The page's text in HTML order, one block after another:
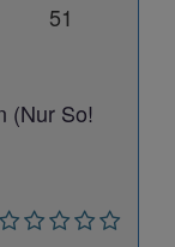
51
(Nur So!